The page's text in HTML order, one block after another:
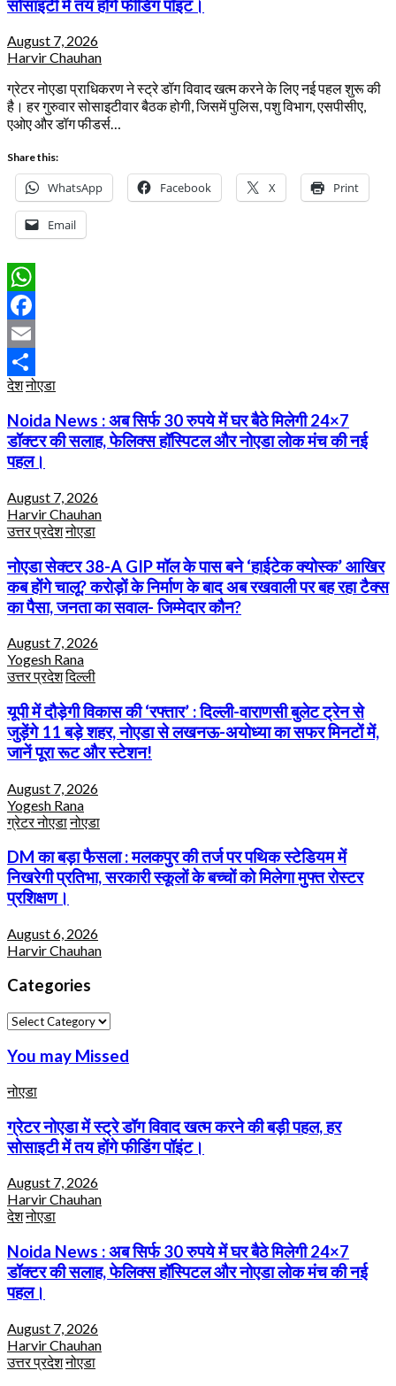
सोसाइटी में तय होंगे फीडिंग पॉइंट।
August 7, 2026
Harvir Chauhan
ग्रेटर नोएडा प्राधिकरण ने स्ट्रे डॉग विवाद खत्म करने के लिए नई पहल शुरू की
है। हर गुरुवार सोसाइटीवार बैठक होगी, जिसमें पुलिस, पशु विभाग, एसपीसीए,
एओए और डॉग फीडर्स…
Share this:
WhatsApp Facebook X Print
Email
WhatsApp
Facebook
Email
Share
देशनोएडा
Noida News : अब सिर्फ 30 रुपये में घर बैठे मिलेगी 24×7
डॉक्टर की सलाह, फेलिक्स हॉस्पिटल और नोएडा लोक मंच की नई
पहल।
August 7, 2026
Harvir Chauhan
उत्तर प्रदेशनोएडा
नोएडा सेक्टर 38-A GIP मॉल के पास बने ‘हाईटेक क्योस्क’ आखिर
कब होंगे चालू? करोड़ों के निर्माण के बाद अब रखवाली पर बह रहा टैक्स
का पैसा, जनता का सवाल- जिम्मेदार कौन?
August 7, 2026
Yogesh Rana
उत्तर प्रदेशदिल्ली
यूपी में दौड़ेगी विकास की ‘रफ्तार’ : दिल्ली-वाराणसी बुलेट ट्रेन से
जुड़ेंगे 11 बड़े शहर, नोएडा से लखनऊ-अयोध्या का सफर मिनटों में,
जानें पूरा रूट और स्टेशन!
August 7, 2026
Yogesh Rana
ग्रेटर नोएडानोएडा
DM का बड़ा फैसला : मलकपुर की तर्ज पर पथिक स्टेडियम में
निखरेगी प्रतिभा, सरकारी स्कूलों के बच्चों को मिलेगा मुफ्त रोस्टर
प्रशिक्षण।
August 6, 2026
Harvir Chauhan
Categories
Categories
You may Missed
नोएडा
ग्रेटर नोएडा में स्ट्रे डॉग विवाद खत्म करने की बड़ी पहल, हर
सोसाइटी में तय होंगे फीडिंग पॉइंट।
August 7, 2026
Harvir Chauhan
देशनोएडा
Noida News : अब सिर्फ 30 रुपये में घर बैठे मिलेगी 24×7
डॉक्टर की सलाह, फेलिक्स हॉस्पिटल और नोएडा लोक मंच की नई
पहल।
August 7, 2026
Harvir Chauhan
उत्तर प्रदेशनोएडा